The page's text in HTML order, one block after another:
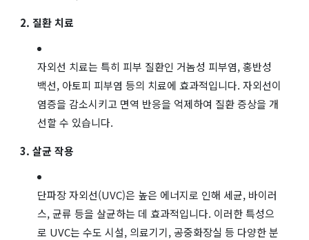
2. 질환 치료
자외선 치료는 특히 피부 질환인 거놈성 피부염, 홍반성
백선, 아토피 피부염 등의 치료에 효과적입니다. 자외선이
염증을 감소시키고 면역 반응을 억제하여 질환 증상을 개
선할 수 있습니다.
3. 살균 작용
단파장 자외선(UVC)은 높은 에너지로 인해 세균, 바이러
스, 균류 등을 살균하는 데 효과적입니다. 이러한 특성으
로 UVC는 수도 시설, 의료기기, 공중화장실 등 다양한 분